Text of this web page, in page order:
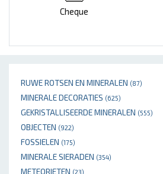
RUWE ROTSEN EN MINERALEN (87)
MINERALE DECORATIES (625)
GEKRISTALLISEERDE MINERALEN (555)
OBJECTEN (922)
FOSSIELEN (175)
MINERALE SIERADEN (354)
METEORIETEN (23)
Cheque